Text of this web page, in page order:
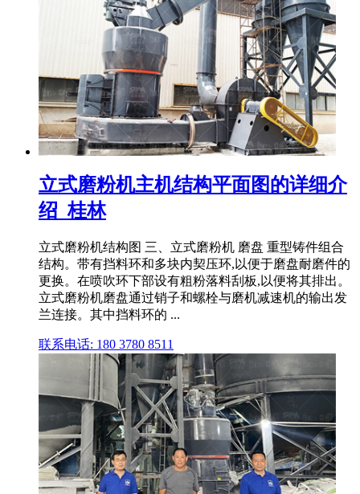
立式磨粉机主机结构平面图的详细介
绍_桂林
立式磨粉机结构图 三、立式磨粉机 磨盘 重型铸件组合
结构。带有挡料环和多块内契压环,以便于磨盘耐磨件的
更换。在喷吹环下部设有粗粉落料刮板,以便将其排出。
立式磨粉机磨盘通过销子和螺栓与磨机减速机的输出发
兰连接。其中挡料环的 ...
联系电话: 180 3780 8511